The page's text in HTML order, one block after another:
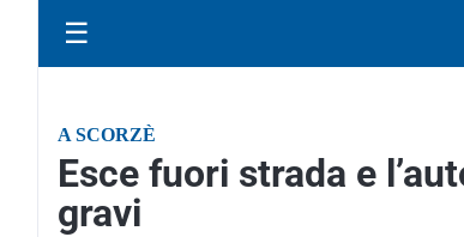
☰
A SCORZÈ
Esce fuori strada e
gravi